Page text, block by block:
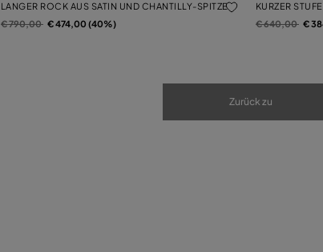
LANGER ROCK AUS SATIN UND CHANTILLY-SPITZE
Preis reduziert von
€ 790,00auf
€ 474,00 (40%)
KURZER
Preis reduziert
€ 640,00auf
€
Zurück zu